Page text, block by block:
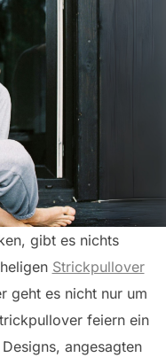
gibt es nichts
Strickpullover
geht es nicht nur um
feiern ein
angesagten